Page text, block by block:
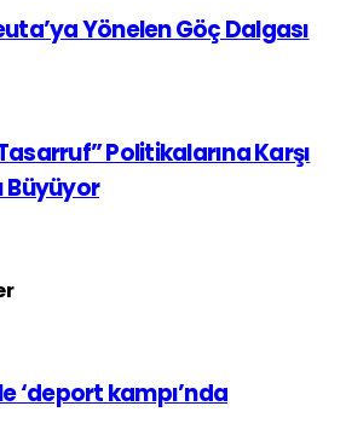
Yönelen Göç Dalgası
Politikalarına Karşı
Büyüyor
‘deport kampı’nda